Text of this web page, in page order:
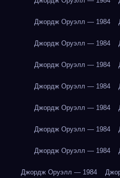
Джордж Оруэлл — 1984
Джордж Оруэлл — 1984
Джордж Оруэлл — 1984
Джордж Оруэлл — 1984
Джордж Оруэлл — 1984
Джордж Оруэлл — 1984
Джордж Оруэлл — 1984
Джордж Оруэлл — 1984